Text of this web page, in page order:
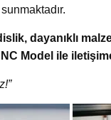
dayanıklı
Model ile